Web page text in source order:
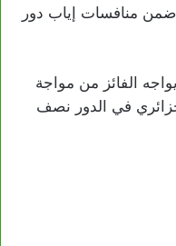
الشهر ضمن منافسات إياب دور
الفائز من مواجة
في الدور نصف